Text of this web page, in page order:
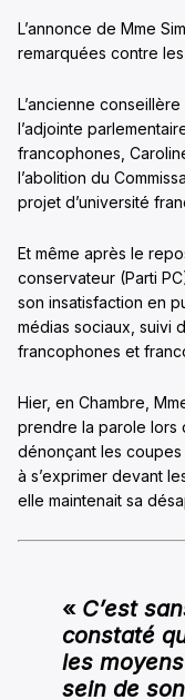
L’annonce de Mme
remarquées contre
L’ancienne
l’adjointe
francophones,
l’abolition du
projet d’université
Et même après le
conservateur (Parti
son insatisfaction en
médias sociaux, suivi
francophones et
Hier, en Chambre,
prendre la parole lors
dénonçant les
à s’exprimer devant
elle maintenait sa
« C’est
constaté
les
sein de